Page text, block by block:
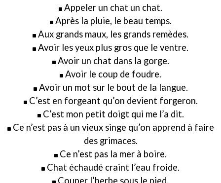
Appeler un chat un chat.
Après la pluie, le beau temps.
Aux grands maux, les grands remèdes.
Avoir les yeux plus gros que le ventre.
Avoir un chat dans la gorge.
Avoir le coup de foudre.
Avoir un mot sur le bout de la langue.
C’est en forgeant qu’on devient forgeron.
C’est mon petit doigt qui me l’a dit.
Ce n’est pas à un vieux singe qu’on apprend à faire
des grimaces.
Ce n’est pas la mer à boire.
Chat échaudé craint l’eau froide.
Couper l’herbe sous le pied.